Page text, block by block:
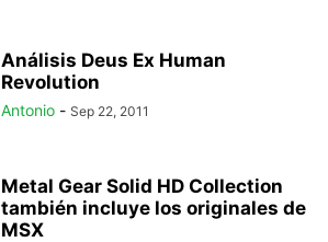
Análisis Deus Ex Human
Revolution
Antonio - Sep 22, 2011
Metal Gear Solid HD Collection
también incluye los originales de
MSX